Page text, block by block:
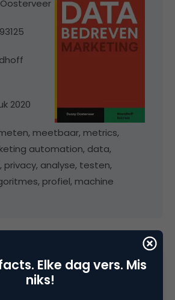
2020
meetbaar, metrics,
automation, data,
privacy, analyse, testen,
profiel, machine
Elke dag vers. Mis
niks!